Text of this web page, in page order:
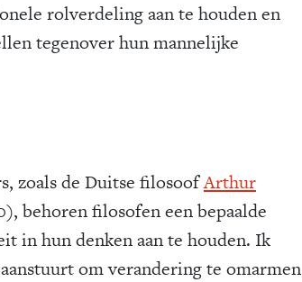
rolverdeling aan te houden en
tegenover hun mannelijke
zoals de Duitse filosoofArthur
behoren filosofen een bepaalde
in hun denken aan te houden. Ik
om verandering te omarmen